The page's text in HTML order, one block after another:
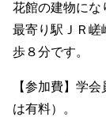
花館の建物にな
最寄り駅ＪＲ嵯
歩８分です。
【参加費】学
は有料）。